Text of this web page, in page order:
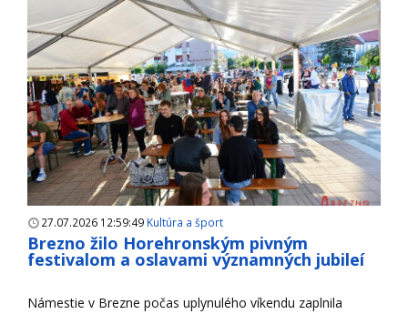
27.07.2026 12:59:49 Kultúra a šport
Brezno žilo Horehronským pivným
festivalom a oslavami významných jubileí
Námestie v Brezne počas uplynulého víkendu zaplnila